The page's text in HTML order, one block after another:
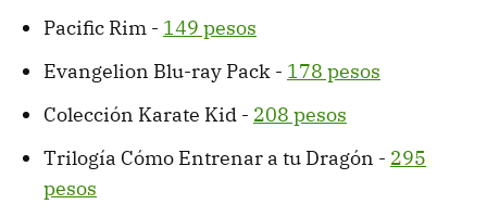
Pacific Rim - 149 pesos
Evangelion Blu-ray Pack - 178 pesos
Colección Karate Kid - 208 pesos
Trilogía Cómo Entrenar a tu Dragón - 295
pesos